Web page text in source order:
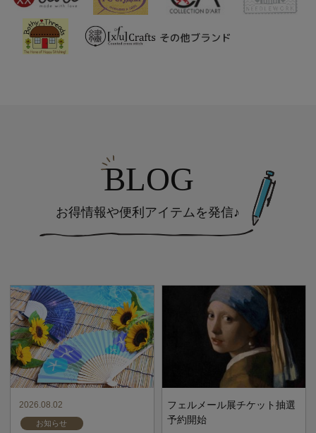
2026.08.02
お知らせ
フェルメール展チケット抽選
予約開始